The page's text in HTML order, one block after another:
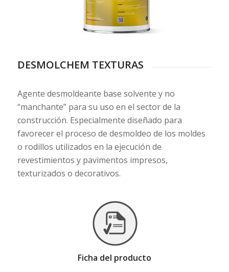
DESMOLCHEM TEXTURAS
Agente desmoldeante base solvente y no
“manchante” para su uso en el sector de la
construcción. Especialmente diseñado para
favorecer el proceso de desmoldeo de los moldes
o rodillos utilizados en la ejecución de
revestimientos y pavimentos impresos,
texturizados o decorativos.
Ficha del producto